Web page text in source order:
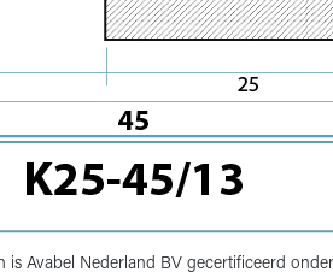
is Avabel Nederland BV gecertificeerd